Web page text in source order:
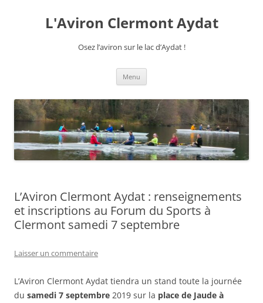
L'Aviron Clermont Aydat
Osez l’aviron sur le lac d’Aydat !
Menu
L’Aviron Clermont Aydat : renseignements
et inscriptions au Forum du Sports à
Clermont samedi 7 septembre
Laisser un commentaire
L’Aviron Clermont Aydat tiendra un stand toute la journée
du samedi 7 septembre 2019 sur la place de Jaude à